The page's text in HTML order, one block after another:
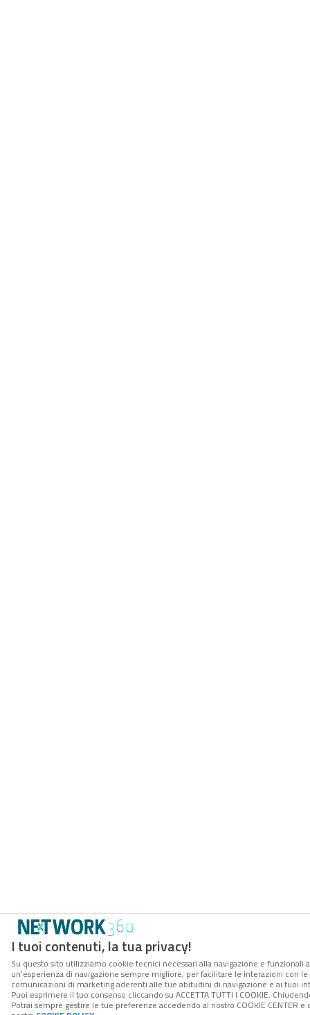
I tuoi contenuti, la tua privacy!
Su questo sito utilizziamo cookie tecnici necessari alla navigazione e
un’esperienza di navigazione sempre migliore, per facilitare le interazioni con
comunicazioni di marketing aderenti alle tue abitudini di navigazione e ai tuoi
Puoi esprimere il tuo consenso cliccando su ACCETTA TUTTI I COOKIE.
Potrai sempre gestire le tue preferenze accedendo al nostro COOKIE